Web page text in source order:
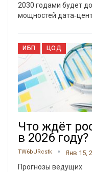
2030 годами будет
мощностей
ИБП ЦОД
Что ждёт
в 2026 году?
TW6bURcstk Янв 15,
Прогнозы ведущих